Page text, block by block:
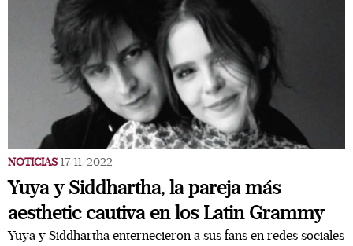
NOTICIAS 17/11/2022
Yuya y Siddhartha, la pareja más
aesthetic cautiva en los Latin Grammy
Yuya y Siddhartha enternecieron a sus fans en redes sociales